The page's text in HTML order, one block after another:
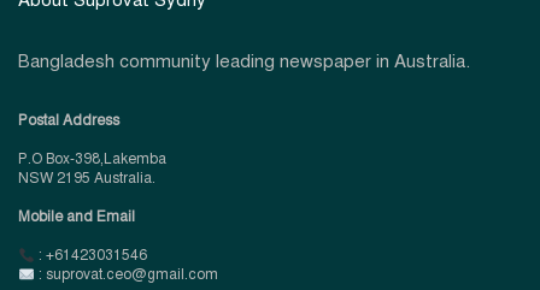
Bangladesh community leading newspaper in Australia.
Postal Address
P.O Box-398,Lakemba
NSW 2195 Australia.
Mobile and Email
: +61423031546
: suprovat.ceo@gmail.com